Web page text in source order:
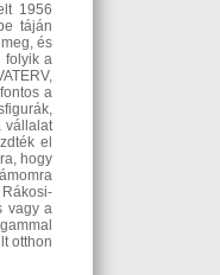
1956
táján
és
folyik a
a
vállalat
el
hogy
vagy a
otthon